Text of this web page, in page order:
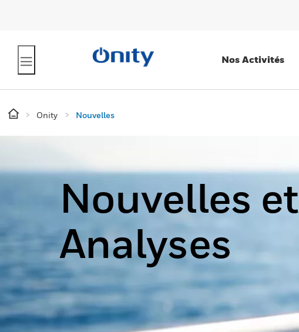
Nos Activités
Onity Nouvelles
Nouvelles et
Analyses